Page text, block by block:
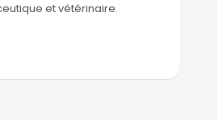
et vétérinaire.